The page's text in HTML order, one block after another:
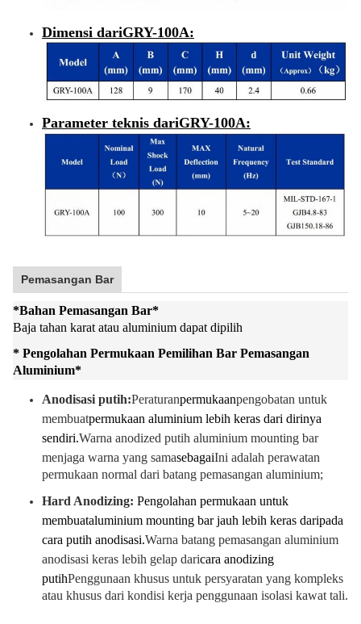
Dimensi dariGRY-100A:
Parameter teknis dariGRY-100A:
Pemasangan Bar
*Bahan Pemasangan Bar*
Baja tahan karat atau aluminium dapat dipilih
* Pengolahan Permukaan Pemilihan Bar Pemasangan
Aluminium*
Anodisasi putih:Peraturanpermukaanpengobatan untuk
membuatpermukaan aluminium lebih keras dari dirinya
sendiri.Warna anodized putih aluminium mounting bar
menjaga warna yang samasebagaiIni adalah perawatan
permukaan normal dari batang pemasangan aluminium;
Hard Anodizing: Pengolahan permukaan untuk
membuataluminium mounting bar jauh lebih keras daripada
cara putih anodisasi.Warna batang pemasangan aluminium
anodisasi keras lebih gelap daricara anodizing
putihPenggunaan khusus untuk persyaratan yang kompleks
atau khusus dari kondisi kerja penggunaan isolasi kawat tali.